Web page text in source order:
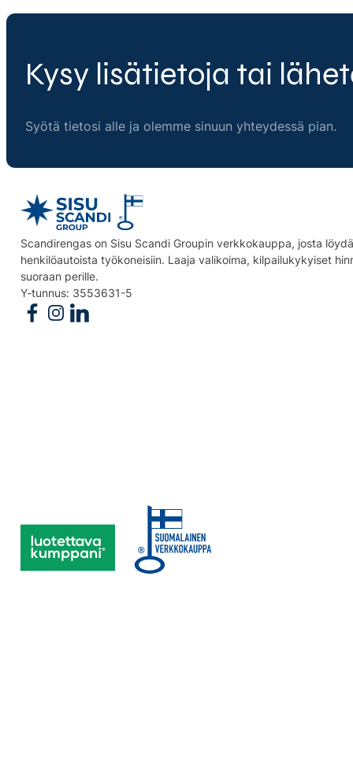
Kysy lisätietoja tai
Syötä tietosi alle ja olemme sinuun yhteydessä pian.
Scandirengas on Sisu Scandi Groupin verkkokauppa, josta
henkilöautoista työkoneisiin. Laaja valikoima, kilpailukykyiset
suoraan perille.
Y-tunnus: 3553631-5
Follow us on Facebook
Follow us on Instagram
Follow us on Linkedin